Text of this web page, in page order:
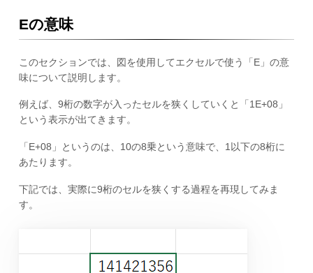
Eの意味
このセクションでは、図を使用してエクセルで使う「E」の意
味について説明します。
例えば、9桁の数字が入ったセルを狭くしていくと「1E+08」
という表示が出てきます。
「E+08」というのは、10の8乗という意味で、1以下の8桁に
あたります。
下記では、実際に9桁のセルを狭くする過程を再現してみま
す。